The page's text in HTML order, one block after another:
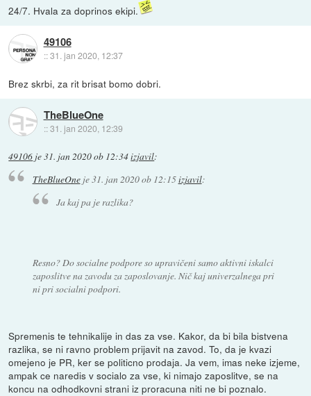
24/7. Hvala za doprinos ekipi.
49106
::31. jan 2020, 12:37
Brez skrbi, za rit brisat bomo dobri.
TheBlueOne
::31. jan 2020, 12:39
49106 je31. jan 2020 ob 12:34izjavil:
TheBlueOneje31. jan 2020 ob 12:15izjavil:
Ja kaj pa je razlika?
Resno? Do socialne podpore so upravičeni samo aktivni iskalci
zaposlitve na zavodu za zaposlovanje. Nič kaj univerzalnega pri
ni pri socialni podpori.
Spremenis te tehnikalije in das za vse. Kakor, da bi bila bistvena
razlika, se ni ravno problem prijavit na zavod. To, da je kvazi
omejeno je PR, ker se politicno prodaja. Ja vem, imas neke izjeme,
ampak ce naredis v socialo za vse, ki nimajo zaposlitve, se na
koncu na odhodkovni strani iz proracuna niti ne bi poznalo.